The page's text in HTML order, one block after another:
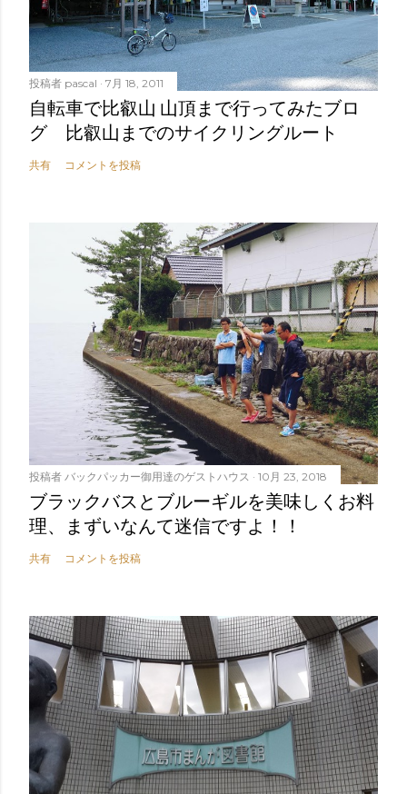
投稿者 pascal 7月 18, 2011
自転車で比叡山 山頂まで行ってみたブロ
グ 比叡山までのサイクリングルート
共有 コメントを投稿
投稿者 バックパッカー御用達のゲストハウス 10月 23, 2018
ブラックバスとブルーギルを美味しくお料
理、まずいなんて迷信ですよ！！
共有 コメントを投稿